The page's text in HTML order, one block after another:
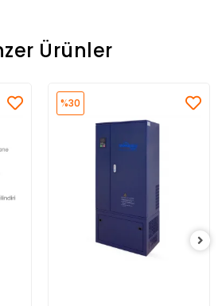
Ürünler
%30